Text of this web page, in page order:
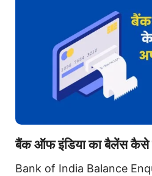
बैंक ऑफ इंडिया का बैलेंस
Bank of India Balance